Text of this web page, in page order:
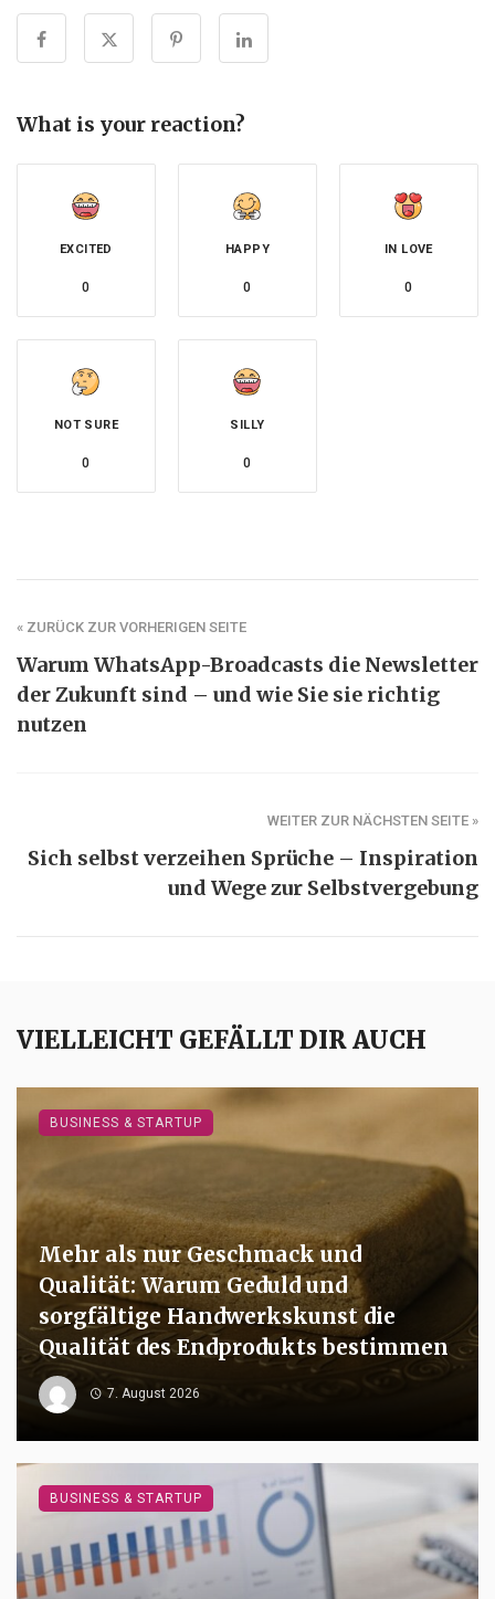
What is your reaction?
EXCITED
0
HAPPY
0
IN LOVE
0
NOT SURE
0
SILLY
0
« ZURÜCK ZUR VORHERIGEN SEITE
Warum WhatsApp-Broadcasts die Newsletter
der Zukunft sind – und wie Sie sie richtig
nutzen
WEITER ZUR NÄCHSTEN SEITE »
Sich selbst verzeihen Sprüche – Inspiration
und Wege zur Selbstvergebung
VIELLEICHT GEFÄLLT DIR AUCH
Mehr als nur Geschmack und
Qualität: Warum Geduld und
sorgfältige Handwerkskunst die
Qualität des Endprodukts bestimmen
7. August 2026
BUSINESS & STARTUP
BUSINESS & STARTUP